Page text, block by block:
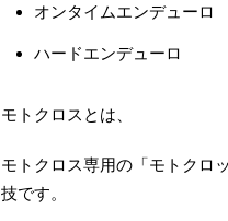
オンタイムエンデューロ
ハードエンデューロ
モトクロスとは、
モトクロス専用の「モトクロ
技です。